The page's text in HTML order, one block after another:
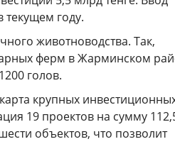
текущем году.
животноводства. Так,
ферм в Жарминском
голов.
крупных
19 проектов на сумму
объектов, что позволит